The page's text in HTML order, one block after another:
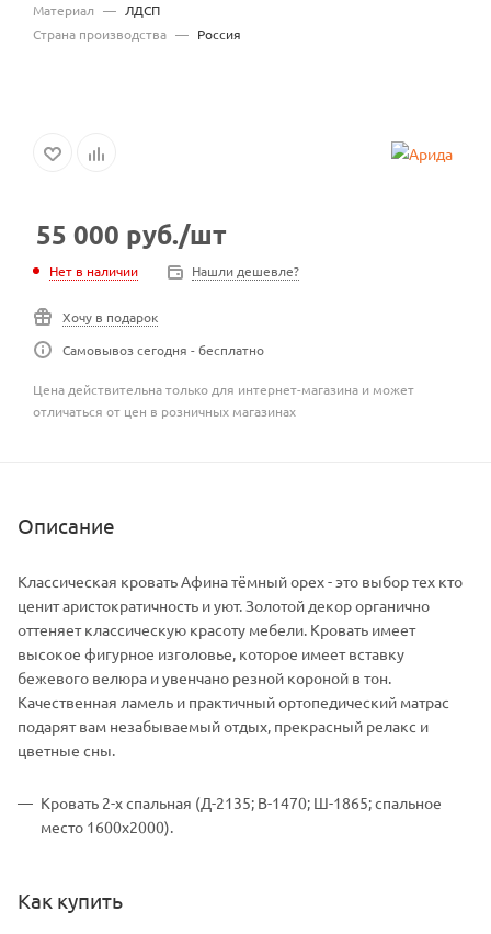
Материал — ЛДСП
Страна производства — Россия
55 000 руб./шт
Нет в наличии Нашли дешевле?
Хочу в подарок
Самовывоз сегодня - бесплатно
Цена действительна только для интернет-магазина и может
отличаться от цен в розничных магазинах
Описание
Классическая кровать Афина тёмный орех - это выбор тех кто
ценит аристократичность и уют. Золотой декор органично
оттеняет классическую красоту мебели. Кровать имеет
высокое фигурное изголовье, которое имеет вставку
бежевого велюра и увенчано резной короной в тон.
Качественная ламель и практичный ортопедический матрас
подарят вам незабываемый отдых, прекрасный релакс и
цветные сны.
Кровать 2-х спальная (Д-2135; В-1470; Ш-1865; спальное
место 1600х2000).
Как купить